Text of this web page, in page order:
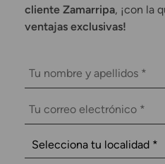
cliente Zamarripa, ¡con la
ventajas exclusivas!